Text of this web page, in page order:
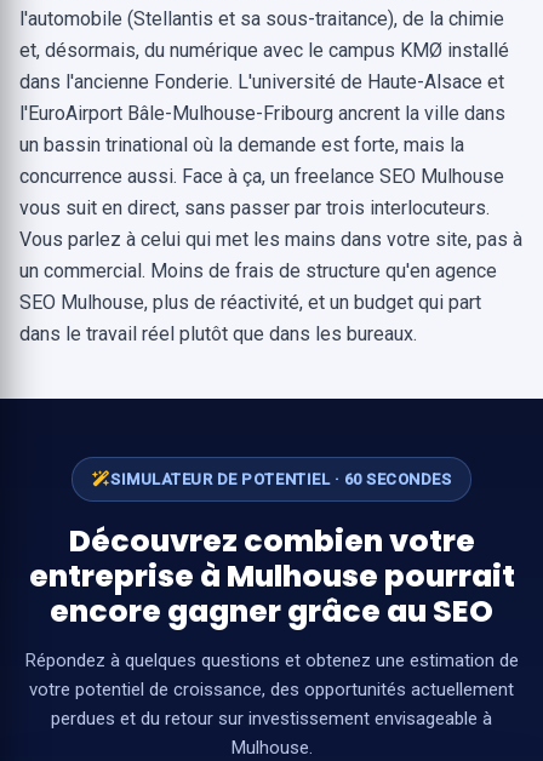
l'automobile (Stellantis et sa sous-traitance), de la chimie
et, désormais, du numérique avec le campus KMØ installé
dans l'ancienne Fonderie. L'université de Haute-Alsace et
l'EuroAirport Bâle-Mulhouse-Fribourg ancrent la ville dans
un bassin trinational où la demande est forte, mais la
concurrence aussi. Face à ça, un freelance SEO Mulhouse
vous suit en direct, sans passer par trois interlocuteurs.
Vous parlez à celui qui met les mains dans votre site, pas à
un commercial. Moins de frais de structure qu'en agence
SEO Mulhouse, plus de réactivité, et un budget qui part
dans le travail réel plutôt que dans les bureaux.
SIMULATEUR DE POTENTIEL · 60 SECONDES
Découvrez combien votre
entreprise à Mulhouse pourrait
encore gagner grâce au SEO
Répondez à quelques questions et obtenez une estimation de
votre potentiel de croissance, des opportunités actuellement
perdues et du retour sur investissement envisageable à
Mulhouse.